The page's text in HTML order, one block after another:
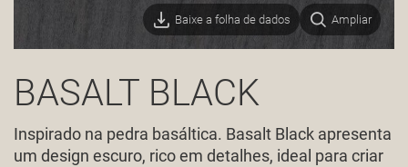
Baixe a folha de dados Ampliar
BASALT BLACK
Inspirado na pedra basáltica. Basalt Black apresenta
um design escuro, rico em detalhes, ideal para criar